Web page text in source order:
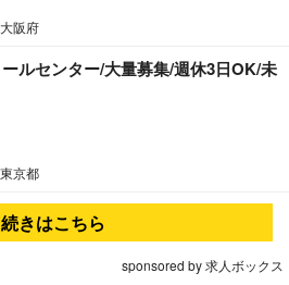
阪府
ルセンター/大量募集/週休3日OK/未
京都
続きはこちら
sponsored by 求人ボックス